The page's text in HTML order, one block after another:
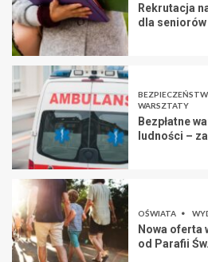
Rekrutacja
dla
WARSZTATY
Bezpłatne
ludności –
OŚWIATA
Nowa oferta
od Parafii